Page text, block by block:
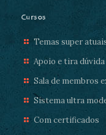
Cursos
Temas super
Apoio e tira dúvida
Sala de membros
Sistema ultra
Com certificados